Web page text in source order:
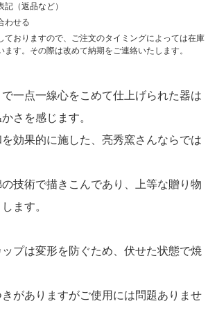
（返品など）
わせる
おりますので、ご注文のタイミングによっては在庫
す。その際は改めて納期をご連絡いたします。
一点一線心をこめて仕上げられた器は
さを感じます。
を効果的に施した、亮秀窯さんならでは
技術で描きこんであり、上等な贈り物
ます。
プは変形を防ぐため、伏せた状態で焼
がありますがご使用には問題ありませ